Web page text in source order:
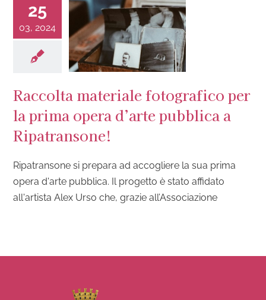
25
03, 2024
Raccolta materiale fotografico per
la prima opera d’arte pubblica a
Ripatransone!
Ripatransone si prepara ad accogliere la sua prima
opera d'arte pubblica. Il progetto è stato affidato
all'artista Alex Urso che, grazie all’Associazione